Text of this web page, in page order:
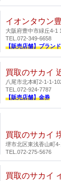
イオンタウン
大阪府豊中市緑丘4-1
TEL.072-349-6658
【販売店舗】ブラン
買取のサカイ
八尾市北本町2-1-1-
TEL.072-924-7787
【販売店舗】金券
買取のサカイ
堺市北区東浅香山町
TEL.072-275-5676
買取のサカイ